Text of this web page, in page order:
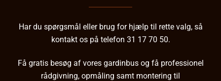
Har du spørgsmål eller brug for hjælp til rette valg, så
kontakt os på telefon 31 17 70 50.
Få gratis besøg af vores gardinbus og få professionel
rådgivning, opmåling samt montering til